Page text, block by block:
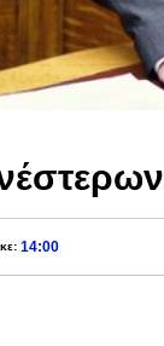
14:00